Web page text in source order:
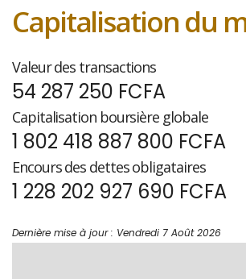
Capitalisation du
Valeur des transactions
54 287 250 FCFA
Capitalisation boursière globale
1 802 418 887 800 FCFA
Encours des dettes obligataires
1 228 202 927 690 FCFA
Dernière mise à jour : Vendredi 7 Août 2026